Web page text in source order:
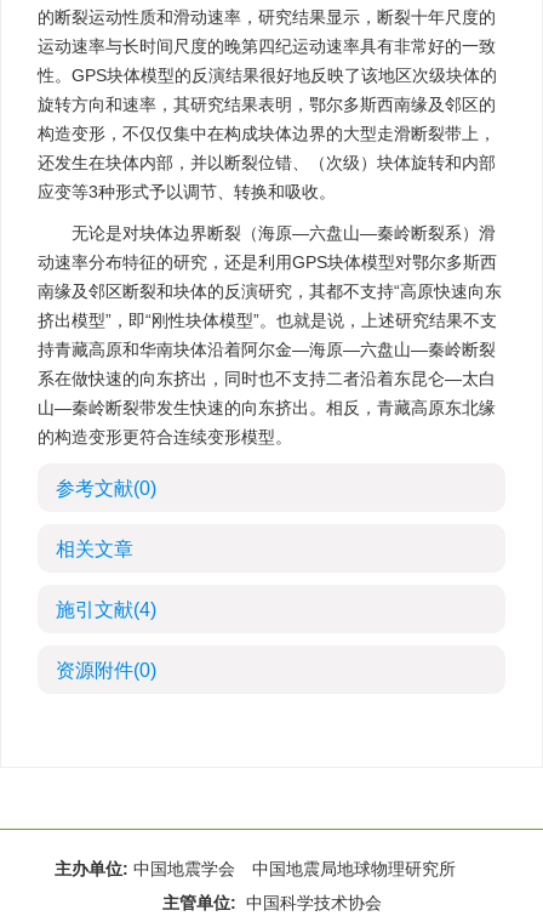
的断裂运动性质和滑动速率，研究结果显示，断裂十年尺度的
运动速率与长时间尺度的晚第四纪运动速率具有非常好的一致
性。GPS块体模型的反演结果很好地反映了该地区次级块体的
旋转方向和速率，其研究结果表明，鄂尔多斯西南缘及邻区的
构造变形，不仅仅集中在构成块体边界的大型走滑断裂带上，
还发生在块体内部，并以断裂位错、（次级）块体旋转和内部
应变等3种形式予以调节、转换和吸收。
无论是对块体边界断裂（海原—六盘山—秦岭断裂系）滑
动速率分布特征的研究，还是利用GPS块体模型对鄂尔多斯西
南缘及邻区断裂和块体的反演研究，其都不支持“高原快速向东
挤出模型”，即“刚性块体模型”。也就是说，上述研究结果不支
持青藏高原和华南块体沿着阿尔金—海原—六盘山—秦岭断裂
系在做快速的向东挤出，同时也不支持二者沿着东昆仑—太白
山—秦岭断裂带发生快速的向东挤出。相反，青藏高原东北缘
的构造变形更符合连续变形模型。
参考文献(0)
相关文章
施引文献(4)
资源附件(0)
主办单位: 中国地震学会 中国地震局地球物理研究所
主管单位: 中国科学技术协会